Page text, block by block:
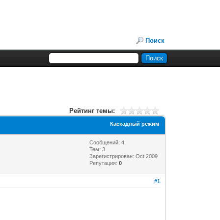
Поиск
Рейтинг темы:
Каскадный режим
Сообщений: 4
Тем: 3
Зарегистрирован: Oct 2009
Репутация:0
#1